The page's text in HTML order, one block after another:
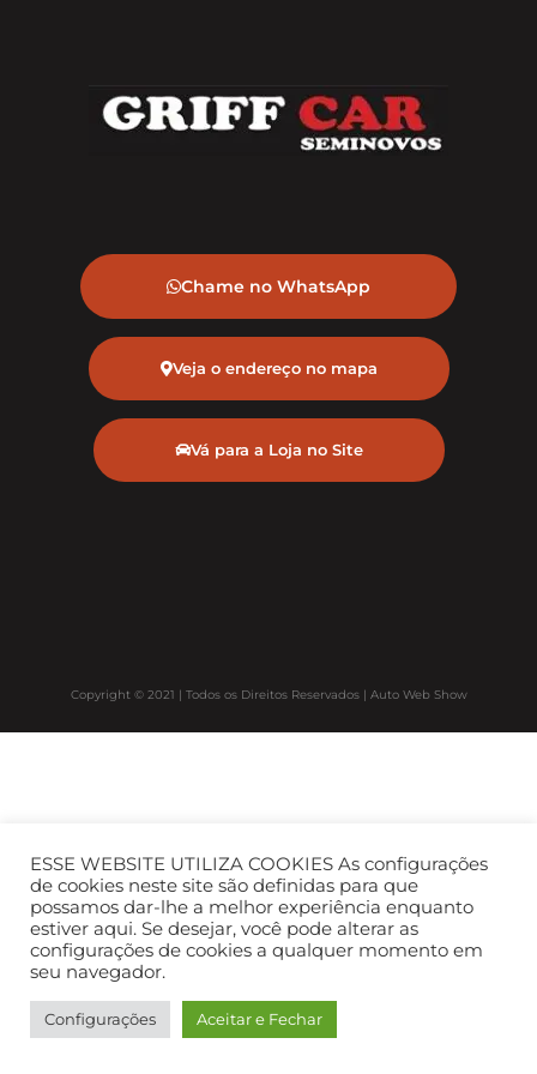
Chame no WhatsApp
Veja o endereço no mapa
Vá para a Loja no Site
Copyright © 2021 | Todos os Direitos Reservados | Auto Web Show
ESSE WEBSITE UTILIZA COOKIES As configurações
de cookies neste site são definidas para que
possamos dar-lhe a melhor experiência enquanto
estiver aqui. Se desejar, você pode alterar as
configurações de cookies a qualquer momento em
seu navegador.
Configurações Aceitar e Fechar